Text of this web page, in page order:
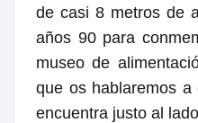
de casi 8 metros de
años 90 para
museo de
que os hablaremos
encuentra justo al